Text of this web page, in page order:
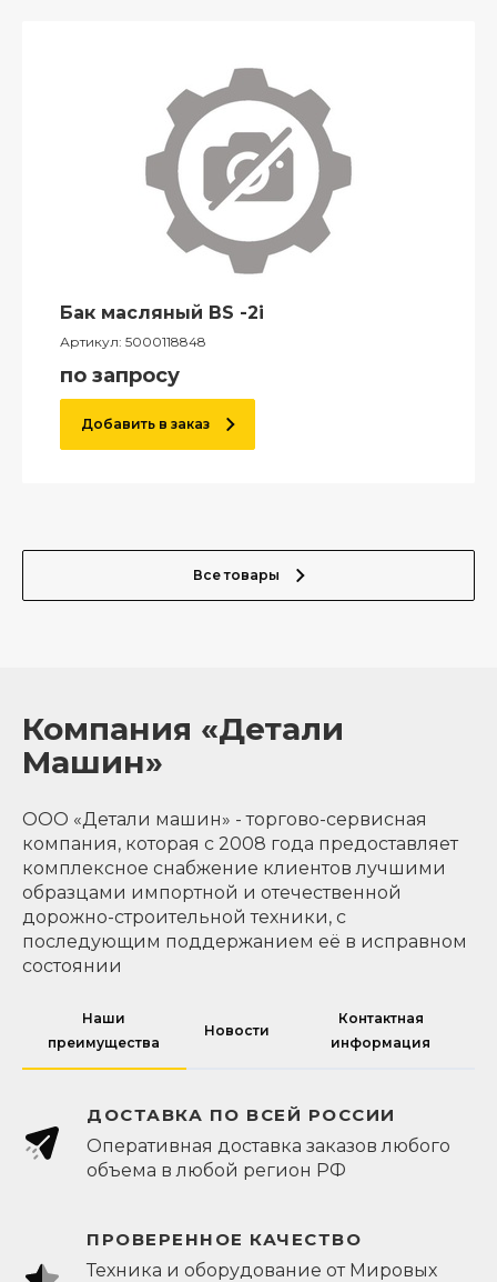
Бак масляный BS -2i
Артикул: 5000118848
по запросу
Добавить в заказ
Все товары
Компания «Детали
Машин»
ООО «Детали машин» - торгово-сервисная
компания, которая с 2008 года предоставляет
комплексное снабжение клиентов лучшими
образцами импортной и отечественной
дорожно-строительной техники, с
последующим поддержанием её в исправном
состоянии
Наши
преимущества
Новости
Контактная
информация
ДОСТАВКА ПО ВСЕЙ РОССИИ
Оперативная доставка заказов любого
объема в любой регион РФ
ПРОВЕРЕННОЕ КАЧЕСТВО
Техника и оборудование от Мировых